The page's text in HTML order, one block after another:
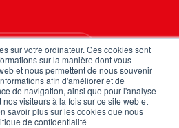
sur votre ordinateur. Ces cookies sont
sur la manière dont vous
et nous permettent de nous souvenir
afin d'améliorer et de
de navigation, ainsi que pour l'analyse
visiteurs à la fois sur ce site web et
savoir plus sur les cookies que nous
de confidentialité
NOS ACTUS